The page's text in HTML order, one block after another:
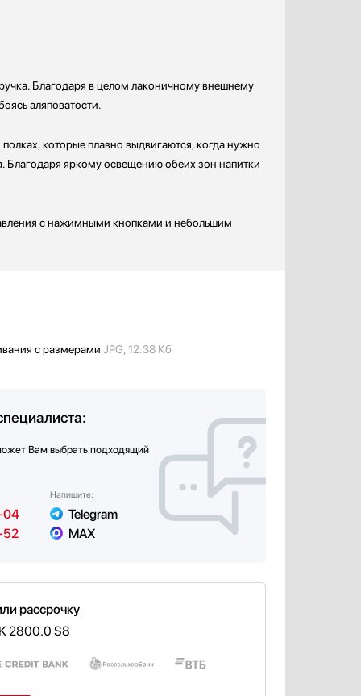
Благодаря в целом лаконичному внешнему
аляповатости.
которые плавно выдвигаются, когда нужно
Благодаря яркому освещению обеих зон напитки
с нажимными кнопками и небольшим
с размерамиJPG, 12.38 Кб
Вам выбрать подходящий
04
52
Напишите:
Telegram
MAX
рассрочку
2800.0 S8